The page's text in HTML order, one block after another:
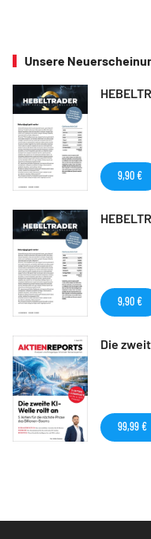
Unsere
9,90 €
9,90 €
Die
99,99 €